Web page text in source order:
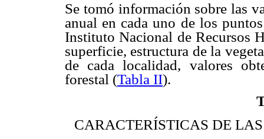
Se tomó información sobre las
anual en cada uno de los
Instituto Nacional de Recursos
superficie, estructura de la
de cada localidad, valores
forestal (Tabla II).
CARACTERÍSTICAS DE